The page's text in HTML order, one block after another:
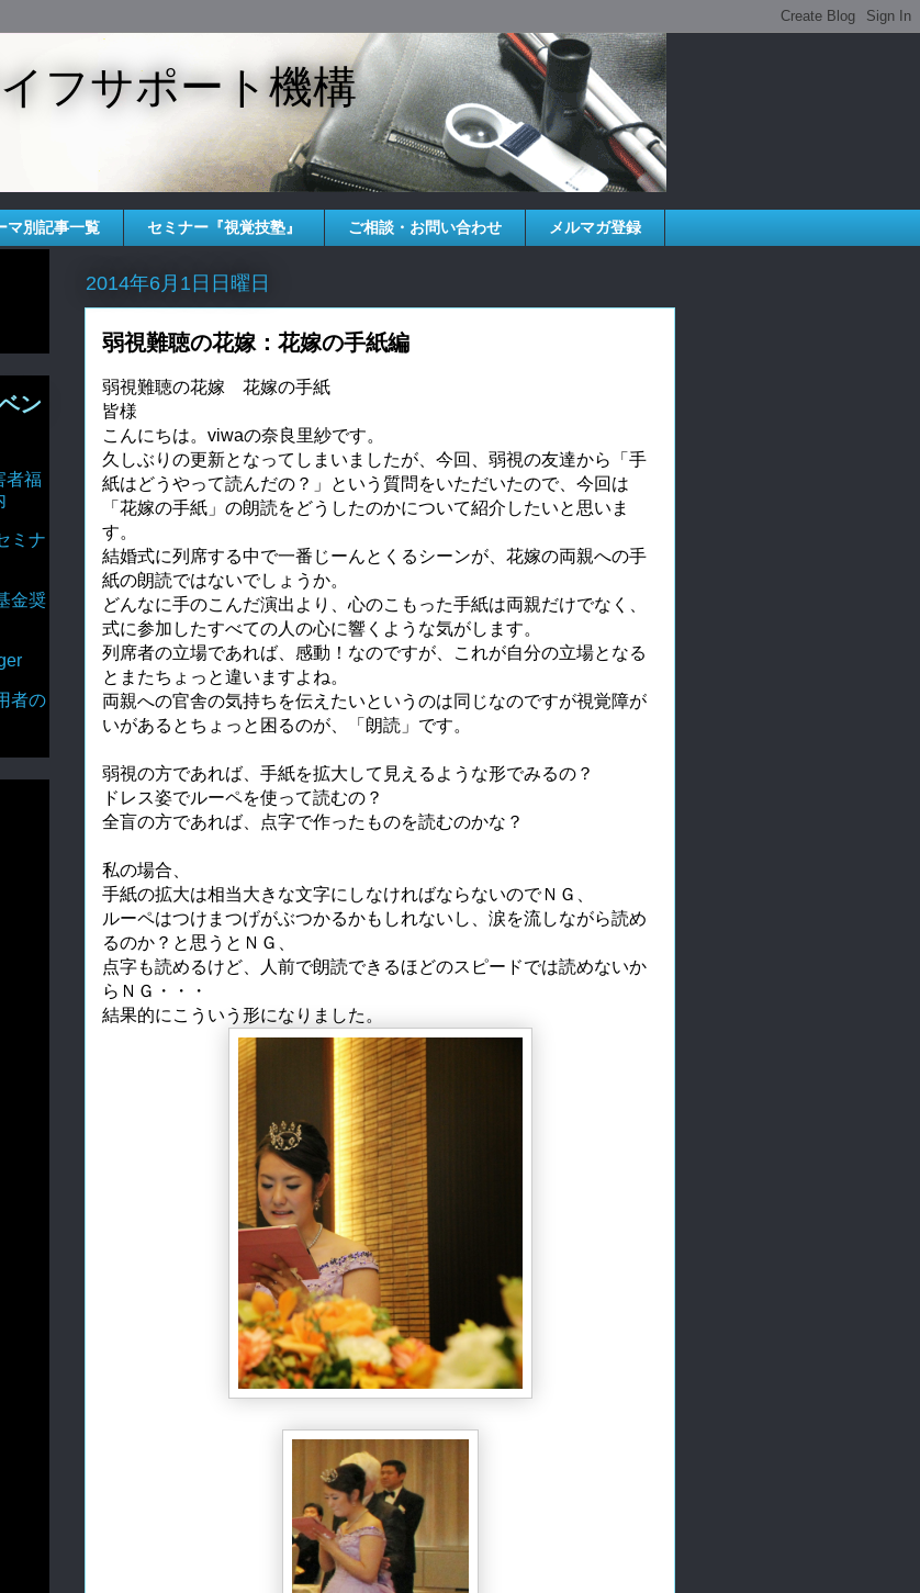
フサポート機構
マ別記事一覧 セミナー『視覚技塾』 ご相談・お問い合わせ メルマガ登録
2014年6月1日日曜日
弱視難聴の花嫁：花嫁の手紙編
弱視難聴の花嫁 花嫁の手紙
皆様
こんにちは。viwaの奈良里紗です。
久しぶりの更新となってしまいましたが、今回、弱視の友達から「手
紙はどうやって読んだの？」という質問をいただいたので、今回は
「花嫁の手紙」の朗読をどうしたのかについて紹介したいと思いま
す。
結婚式に列席する中で一番じーんとくるシーンが、花嫁の両親への手
紙の朗読ではないでしょうか。
どんなに手のこんだ演出より、心のこもった手紙は両親だけでなく、
式に参加したすべての人の心に響くような気がします。
列席者の立場であれば、感動！なのですが、これが自分の立場となる
とまたちょっと違いますよね。
両親への官舎の気持ちを伝えたいというのは同じなのですが視覚障が
いがあるとちょっと困るのが、「朗読」です。
弱視の方であれば、手紙を拡大して見えるような形でみるの？
ドレス姿でルーペを使って読むの？
全盲の方であれば、点字で作ったものを読むのかな？
私の場合、
手紙の拡大は相当大きな文字にしなければならないのでＮＧ、
ルーペはつけまつげがぶつかるかもしれないし、涙を流しながら読め
るのか？と思うとＮＧ、
点字も読めるけど、人前で朗読できるほどのスピードでは読めないか
らＮＧ・・・
結果的にこういう形になりました。
ン
者福
ミナ
金奨
者の